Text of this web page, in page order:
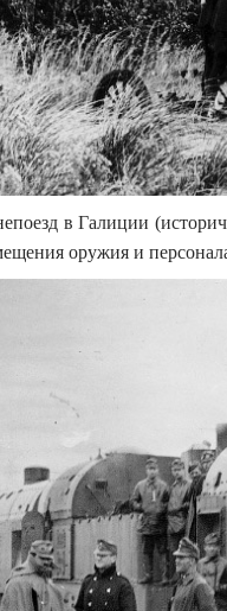
в Галиции
оружия и